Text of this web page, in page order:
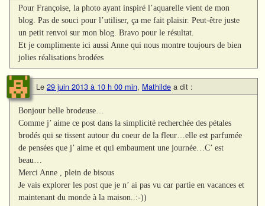
Pour Françoise, la photo ayant inspiré l’aquarelle vient de mon
blog. Pas de souci pour l’utiliser, ça me fait plaisir. Peut-être juste
un petit renvoi sur mon blog. Bravo pour le résultat.
Et je complimente ici aussi Anne qui nous montre toujours de bien
jolies réalisations brodées
Le 29 juin 2013 à 10 h 00 min, Mathilde a dit :
Bonjour belle brodeuse…
Comme j’ aime ce post dans la simplicité recherchée des pétales
brodés qui se tissent autour du coeur de la fleur…elle est parfumée
de pensées que j’ aime et qui embaument une journée…C’ est
beau…
Merci Anne , plein de bisous
Je vais explorer les post que je n’ ai pas vu car partie en vacances et
maintenant du monde à la maison..:-))